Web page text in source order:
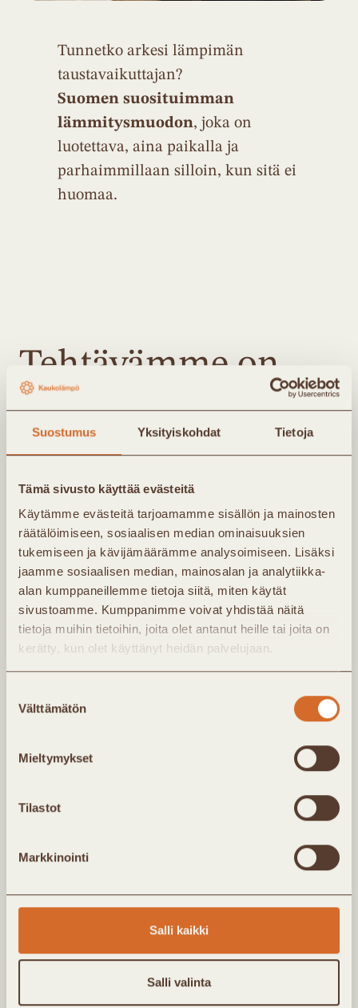
Suostumus Yksityiskohdat Tietoja
Tämä sivusto käyttää evästeitä
Käytämme evästeitä tarjoamamme sisällön ja mainosten
räätälöimiseen, sosiaalisen median ominaisuuksien
tukemiseen ja kävijämäärämme analysoimiseen. Lisäksi
jaamme sosiaalisen median, mainosalan ja analytiikka-
alan kumppaneillemme tietoja siitä, miten käytät
sivustoamme. Kumppanimme voivat yhdistää näitä
tietoja muihin tietoihin, joita olet antanut heille tai joita on
kerätty, kun olet käyttänyt heidän palvelujaan.
valinta
Välttämätön
Mieltymykset
Tilastot
Markkinointi
Salli kaikki
Salli valinta
Tunnetko arkesi lämpimän
taustavaikuttajan?
Suomen suosituimman
lämmitysmuodon, joka on
luotettava, aina paikalla ja
parhaimmillaan silloin, kun sitä ei
huomaa.
Tehtävämme on
tehdä kaukolämpö
tutuksi
Kaukolämpö ry puhuu
kaukolämmön tulevaisuudesta ja
vastaamme asiantuntijatiedon
jakamisesta kaikkien tietoon.
Yhdistämme paikalliset toimijat
ääni kantaa läpi maan.
Tutustu yhdistyksen toimintaan
Ajankohtaista